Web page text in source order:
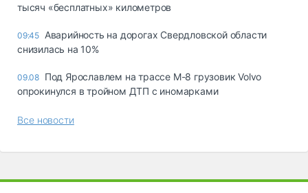
тысяч «бесплатных» километров
09:45 Аварийность на дорогах Свердловской области
снизилась на 10%
09.08 Под Ярославлем на трассе М-8 грузовик Volvo
опрокинулся в тройном ДТП с иномарками
Все новости